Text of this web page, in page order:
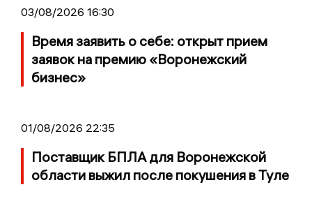
03/08/2026 16:30
Время заявить о себе: открыт прием
заявок на премию «Воронежский
бизнес»
01/08/2026 22:35
Поставщик БПЛА для Воронежской
области выжил после покушения в Туле